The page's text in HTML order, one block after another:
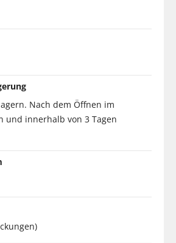
Nach dem Öffnen im
und innerhalb von 3 Tagen